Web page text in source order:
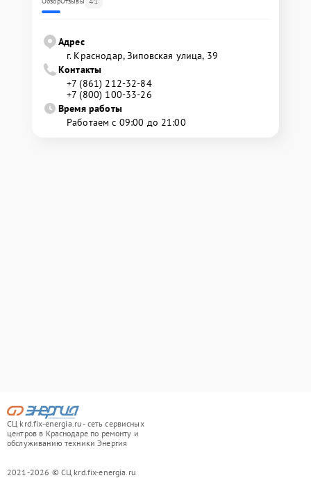
Адрес
г. Краснодар, Зиповская улица, 39
Контакты
+7 (861) 212-32-84
+7 (800) 100-33-26
Время работы
Работаем с 09:00 до 21:00
СЦ krd.fix-energia.ru - сеть сервисных
центров в Краснодаре по ремонту и
обслуживанию техники Энергия
2021-2026 © СЦ krd.fix-energia.ru